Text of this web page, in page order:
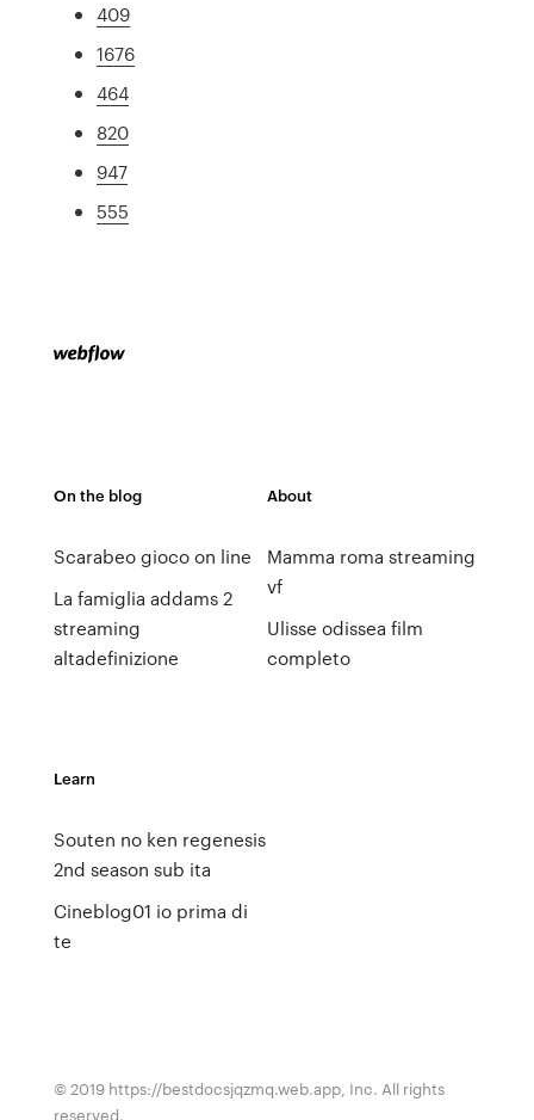
409
1676
464
820
947
555
On the blog
Scarabeo gioco on line
La famiglia addams 2
streaming
altadefinizione
About
Mamma roma streaming
vf
Ulisse odissea film
completo
Learn
Souten no ken regenesis
2nd season sub ita
Cineblog01 io prima di
te
© 2019 https://bestdocsjqzmq.web.app, Inc. All rights
reserved.